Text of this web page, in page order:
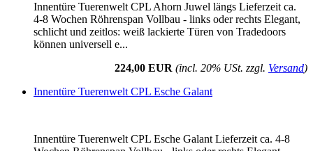
Innentüre Tuerenwelt CPL Ahorn Juwel längs Lieferzeit ca.
4-8 Wochen Röhrenspan Vollbau - links oder rechts Elegant,
schlicht und zeitlos: weiß lackierte Türen von Tradedoors
können universell e...
224,00 EUR (incl. 20% USt. zzgl. Versand)
Innentüre Tuerenwelt CPL Esche Galant
Innentüre Tuerenwelt CPL Esche Galant Lieferzeit ca. 4-8